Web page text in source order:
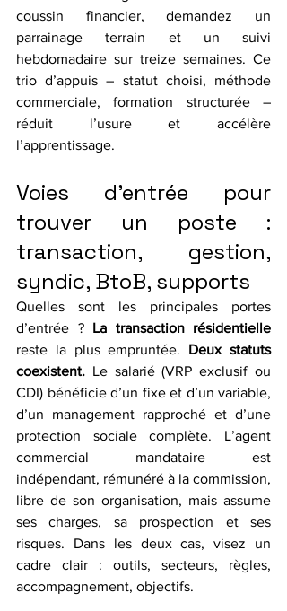
coussin financier, demandez un
parrainage terrain et un suivi
hebdomadaire sur treize semaines. Ce
trio d’appuis – statut choisi, méthode
commerciale, formation structurée –
réduit l’usure et accélère
l’apprentissage.
Voies d’entrée pour
trouver un poste :
transaction, gestion,
syndic, BtoB, supports
Quelles sont les principales portes
d’entrée ? La transaction résidentielle
reste la plus empruntée. Deux statuts
coexistent. Le salarié (VRP exclusif ou
CDI) bénéficie d’un fixe et d’un variable,
d’un management rapproché et d’une
protection sociale complète. L’agent
commercial mandataire est
indépendant, rémunéré à la commission,
libre de son organisation, mais assume
ses charges, sa prospection et ses
risques. Dans les deux cas, visez un
cadre clair : outils, secteurs, règles,
accompagnement, objectifs.